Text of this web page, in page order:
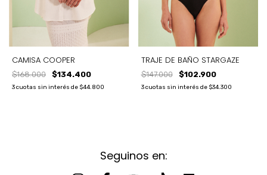
CAMISA COOPER
$168.000 $134.400
3cuotas sin interés de $44.800
TRAJE DE BAÑO STARGAZE
$147.000 $102.900
3 cuotas sin interés de $34.300
Seguinos en: